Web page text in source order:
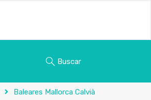
Buscar
Baleares Mallorca Calvià